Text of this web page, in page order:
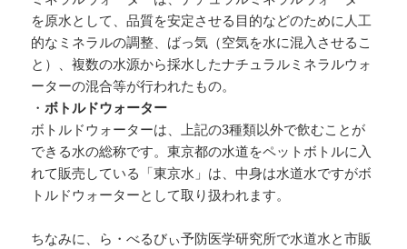
を原水として、品質を安定させる目的などのために人工
的なミネラルの調整、ばっ気（空気を水に混入させるこ
と）、複数の水源から採水したナチュラルミネラルウォ
ーターの混合等が行われたもの。
・ボトルドウォーター
ボトルドウォーターは、上記の3種類以外で飲むことが
できる水の総称です。東京都の水道をペットボトルに入
れて販売している「東京水」は、中身は水道水ですがボ
トルドウォーターとして取り扱われます。
ちなみに、ら・べるびぃ予防医学研究所で水道水と市販